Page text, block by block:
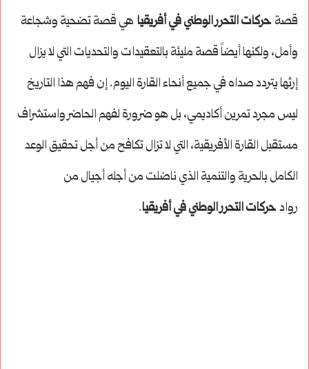
قصةحركات التحرر الوطني في أفريقيا هي قصة تضحية وشجاعة
وأمل، ولكنها أيضاً قصة مليئة بالتعقيدات والتحديات التي لا يزال
إرثها يتردد صداه في جميع أنحاء القارة اليوم. إن فهم هذا التاريخ
ليس مجرد تمرين أكاديمي، بل هو ضرورة لفهم الحاضر واستشراف
مستقبل القارة الأفريقية، التي لا تزال تكافح من أجل تحقيق الوعد
الكامل بالحرية والتنمية الذي ناضلت من أجله أجيال من
روادحركات التحرر الوطني في أفريقيا.